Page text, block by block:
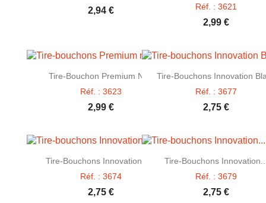
2,94 €
Réf. : 3621
2,99 €
 Aperçu rapide
Tire-Bouchon Premium Noir
Réf. : 3623
2,99 €
 Aperçu rapide
Tire-Bouchons Innovation
Réf. : 3677
2,75 €
 Aperçu rapide
Tire-Bouchons Innovation 6...
Réf. : 3674
2,75 €
 Aperçu rapide
Tire-Bouchons
Réf. : 3679
2,75 €